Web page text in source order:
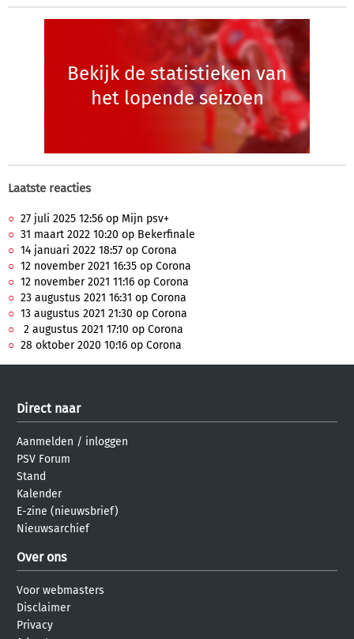
Bekijk de statistieken van
het lopende seizoen
Laatste reacties
27 juli 2025 12:56 op Mijn psv+
31 maart 2022 10:20 op Bekerfinale
14 januari 2022 18:57 op Corona
12 november 2021 16:35 op Corona
12 november 2021 11:16 op Corona
23 augustus 2021 16:31 op Corona
13 augustus 2021 21:30 op Corona
2 augustus 2021 17:10 op Corona
28 oktober 2020 10:16 op Corona
Direct naar
Aanmelden / inloggen
PSV Forum
Stand
Kalender
E-zine (nieuwsbrief)
Nieuwsarchief
Over ons
Voor webmasters
Disclaimer
Privacy